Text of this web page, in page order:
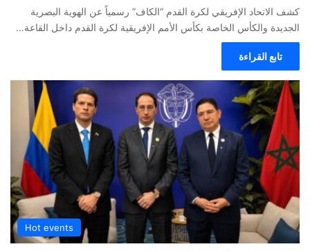
كشف الاتحاد الإفريقي لكرة القدم “الكاف” رسمياً عن الهوية البصرية
الجديدة والكأس الخاصة بكأس الأمم الإفريقية لكرة القدم داخل القاعة…
تابع القراءة
Hot events